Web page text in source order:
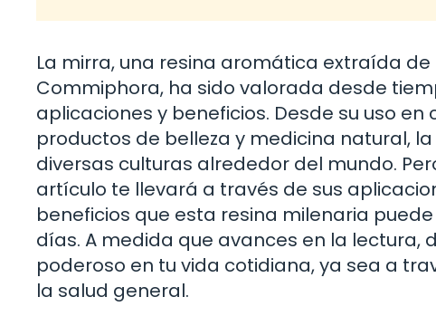
La mirra, una resina aromática extraída
Commiphora, ha sido valorada desde
aplicaciones y beneficios. Desde su uso
productos de belleza y medicina natural,
diversas culturas alrededor del mundo.
artículo te llevará a través de sus
beneficios que esta resina milenaria
días. A medida que avances en la
poderoso en tu vida cotidiana, ya sea a
la salud general.